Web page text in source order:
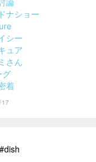
論
ナショー
シー
ュア
さん
グ
着
#dish